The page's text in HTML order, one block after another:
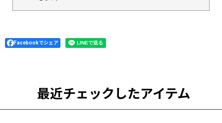
Facebookでシェア
最近チェックしたアイテム